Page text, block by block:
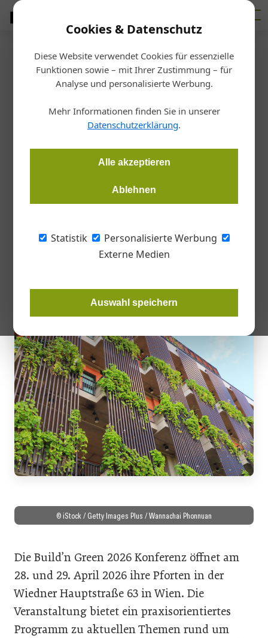
Cookies & Datenschutz
Diese Website verwendet Cookies für essenzielle
Funktionen sowie – mit Ihrer Zustimmung – für
Analyse und personalisierte Werbung.
Mehr Informationen finden Sie in unserer
Datenschutzerklärung.
Alle akzeptieren
Ablehnen
Statistik
Personalisierte Werbung
Externe Medien
Auswahl speichern
Startseite/Interessensvertretungen
Event
Praxistagung für nachhaltiges
Bauen in Wien
Redaktion Architektur & Bau Forum
Die internationale Konferenz Build’n Green 2026 findet am 28.
Bauwirtschaft, nachhaltige Materialien und energieeffiziente
Bauprozesse. Die Veranstaltung richtet sich an Planende,
© iStock / Getty Images Plus / Wannachai Phonnuan
Die Build’n Green 2026 Konferenz öffnet am
28. und 29. April 2026 ihre Pforten in der
Wiedner Hauptstraße 63 in Wien. Die
Veranstaltung bietet ein praxisorientiertes
Programm zu aktuellen Themen rund um